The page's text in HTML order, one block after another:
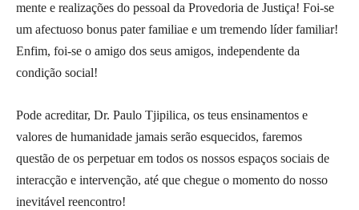
mente e realizações do pessoal da Provedoria de Justiça! Foi-se
um afectuoso bonus pater familiae e um tremendo líder familiar!
Enfim, foi-se o amigo dos seus amigos, independente da
condição social!
Pode acreditar, Dr. Paulo Tjipilica, os teus ensinamentos e
valores de humanidade jamais serão esquecidos, faremos
questão de os perpetuar em todos os nossos espaços sociais de
interacção e intervenção, até que chegue o momento do nosso
inevitável reencontro!